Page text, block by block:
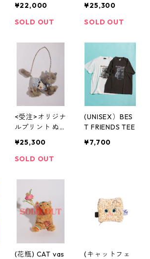
ーバッグ( NO,2
5 / small )
¥22,000
SOLD OUT
ーバッグ( NO,2
6 / big )
¥25,300
SOLD OUT
<受注>オリジナ
ルプリント ぬ
ダーバッグ( N
O,27 / big )
¥25,300
SOLD OUT
(UNISEX）BES
T FRIENDS TEE
¥7,700
(花瓶) CAT vas
(キャットフェ